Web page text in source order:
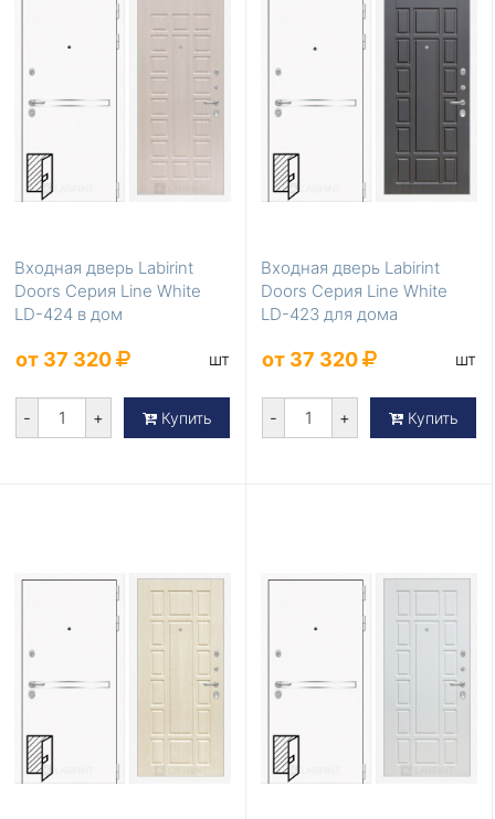
Входная дверь Labirint
Doors Серия Line White
LD-424 в дом
от 37 320 шт
- + Купить
Входная дверь Labirint
Doors Серия Line White
LD-423 для дома
от 37 320 шт
- + Купить